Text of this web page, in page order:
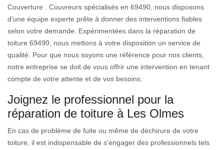
Couverture . Couvreurs spécialisés en 69490, nous disposons
d’une équipe experte prête à donner des interventions fiables
selon votre demande. Expérimentées dans la réparation de
toiture 69490, nous mettons à votre disposition un service de
qualité. Pour que nous soyons une référence pour nos clients,
notre entreprise se doit de vous offrir une intervention en tenant
compte de votre attente et de vos besoins.
Joignez le professionnel pour la
réparation de toiture à Les Olmes
En cas de problème de fuite ou même de déchirure de votre
toiture, il est indispensable de s'engager des professionnels tels